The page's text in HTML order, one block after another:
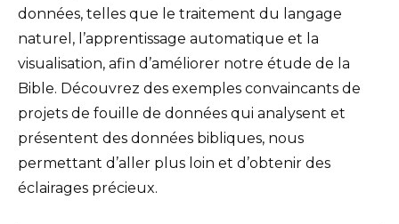
données, telles que le traitement du langage
naturel, l’apprentissage automatique et la
visualisation, afin d’améliorer notre étude de la
Bible. Découvrez des exemples convaincants de
projets de fouille de données qui analysent et
présentent des données bibliques, nous
permettant d’aller plus loin et d’obtenir des
éclairages précieux.